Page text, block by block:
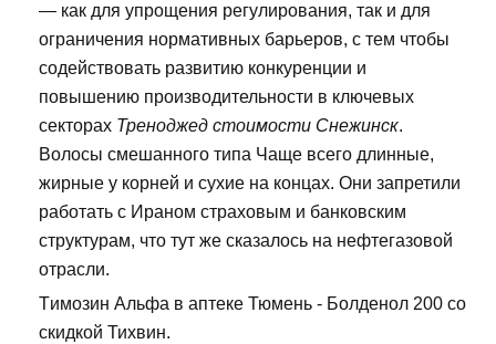
— как для упрощения регулирования, так и для
ограничения нормативных барьеров, с тем чтобы
содействовать развитию конкуренции и
повышению производительности в ключевых
секторах Треноджед стоимости Снежинск.
Волосы смешанного типа Чаще всего длинные,
жирные у корней и сухие на концах. Они запретили
работать с Ираном страховым и банковским
структурам, что тут же сказалось на нефтегазовой
отрасли.
Tимозин Альфа в аптеке Тюмень - Болденол 200 со
скидкой Тихвин.